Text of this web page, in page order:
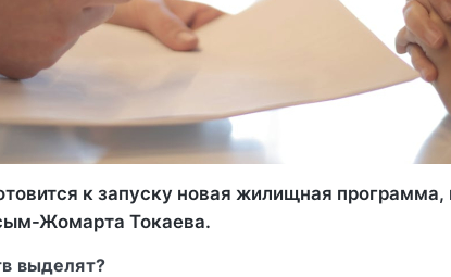
к запуску новая жилищная
Жомарта Токаева.
выделят?